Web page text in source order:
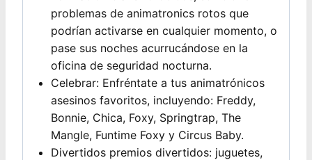
problemas de animatronics rotos que
podrían activarse en cualquier momento, o
pase sus noches acurrucándose en la
oficina de seguridad nocturna.
Celebrar: Enfréntate a tus animatrónicos
asesinos favoritos, incluyendo: Freddy,
Bonnie, Chica, Foxy, Springtrap, The
Mangle, Funtime Foxy y Circus Baby.
Divertidos premios divertidos: juguetes,